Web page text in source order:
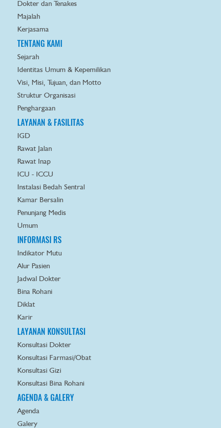
Dokter dan Tenakes
Majalah
Kerjasama
TENTANG KAMI
Sejarah
Identitas Umum & Kepemilikan
Visi, Misi, Tujuan, dan Motto
Struktur Organisasi
Penghargaan
LAYANAN & FASILITAS
IGD
Rawat Jalan
Rawat Inap
ICU - ICCU
Instalasi Bedah Sentral
Kamar Bersalin
Penunjang Medis
Umum
INFORMASI RS
Indikator Mutu
Alur Pasien
Jadwal Dokter
Bina Rohani
Diklat
Karir
LAYANAN KONSULTASI
Konsultasi Dokter
Konsultasi Farmasi/Obat
Konsultasi Gizi
Konsultasi Bina Rohani
AGENDA & GALERY
Agenda
Galery